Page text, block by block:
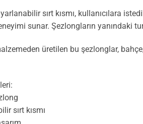
sırt kısmı, kullanıcılara
sunar. Şezlongların yanındaki
üretilen bu şezlonglar,
sırt kısmı